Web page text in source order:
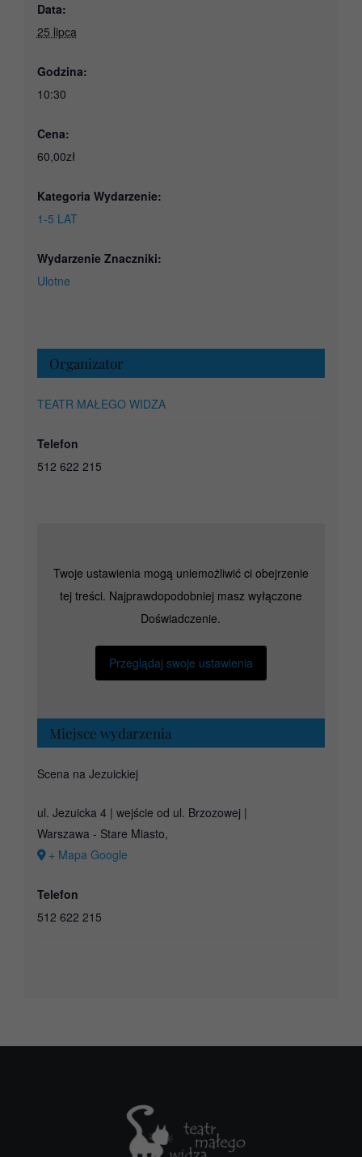
Data:
25 lipca
Godzina:
10:30
Cena:
60,00zł
Kategoria Wydarzenie:
1-5 LAT
Wydarzenie Znaczniki:
Ulotne
Organizator
TEATR MAŁEGO WIDZA
Telefon
512 622 215
Miejsce wydarzenia
Scena na Jezuickiej
ul. Jezuicka 4 | wejście od ul. Brzozowej |
Warszawa - Stare Miasto,
+ Mapa Google
Telefon
512 622 215
Twoje ustawienia mogą uniemożliwić ci obejrzenie
tej treści. Najprawdopodobniej masz wyłączone
Doświadczenie.
Przeglądaj swoje ustawienia